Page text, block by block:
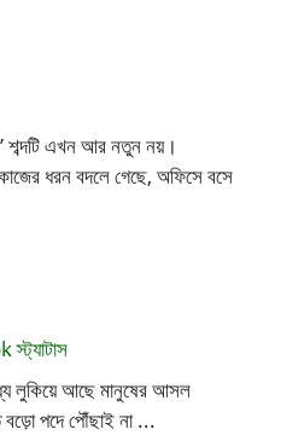
শব্দটি এখন আর নতুন নয়।
কাজের ধরন বদলে গেছে, অফিসে বসে
লুকিয়ে আছে মানুষের আসল
পদে পৌঁছাই না ...